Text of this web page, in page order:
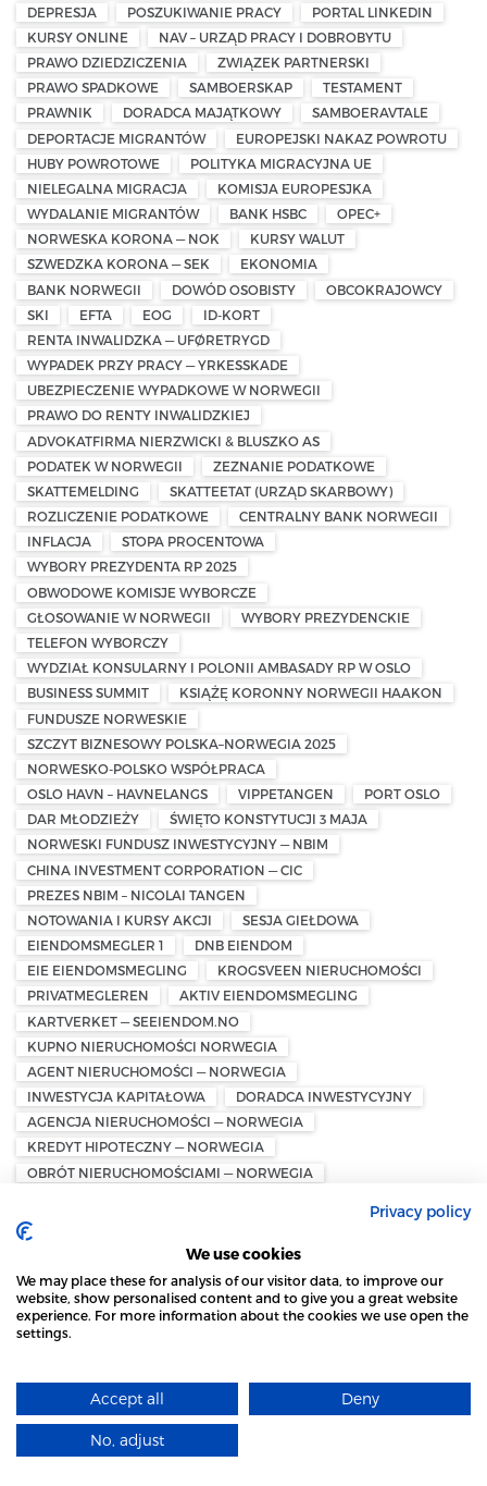
DEPRESJA
POSZUKIWANIE PRACY
PORTAL LINKEDIN
KURSY ONLINE
NAV – URZĄD PRACY I DOBROBYTU
PRAWO DZIEDZICZENIA
ZWIĄZEK PARTNERSKI
PRAWO SPADKOWE
SAMBOERSKAP
TESTAMENT
PRAWNIK
DORADCA MAJĄTKOWY
SAMBOERAVTALE
DEPORTACJE MIGRANTÓW
EUROPEJSKI NAKAZ POWROTU
HUBY POWROTOWE
POLITYKA MIGRACYJNA UE
NIELEGALNA MIGRACJA
KOMISJA EUROPESJKA
WYDALANIE MIGRANTÓW
BANK HSBC
OPEC+
NORWESKA KORONA — NOK
KURSY WALUT
SZWEDZKA KORONA — SEK
EKONOMIA
BANK NORWEGII
DOWÓD OSOBISTY
OBCOKRAJOWCY
SKI
EFTA EOG
ID-KORT
RENTA INWALIDZKA — UFØRETRYGD
WYPADEK PRZY PRACY — YRKESSKADE
UBEZPIECZENIE WYPADKOWE W NORWEGII
PRAWO DO RENTY INWALIDZKIEJ
ADVOKATFIRMA NIERZWICKI & BLUSZKO AS
PODATEK W NORWEGII
ZEZNANIE PODATKOWE
SKATTEMELDING
SKATTEETAT (URZĄD SKARBOWY)
ROZLICZENIE PODATKOWE
CENTRALNY BANK NORWEGII
INFLACJA
STOPA PROCENTOWA
WYBORY PREZYDENTA RP 2025
OBWODOWE KOMISJE WYBORCZE
GŁOSOWANIE W NORWEGII
WYBORY PREZYDENCKIE
TELEFON WYBORCZY
WYDZIAŁ KONSULARNY I POLONII AMBASADY RP W OSLO
BUSINESS SUMMIT
KSIĄŻĘ KORONNY NORWEGII HAAKON
FUNDUSZE NORWESKIE
SZCZYT BIZNESOWY POLSKA–NORWEGIA 2025
NORWESKO-POLSKO WSPÓŁPRACA
OSLO HAVN – HAVNELANGS
VIPPETANGEN
PORT OSLO
DAR MŁODZIEŻY
ŚWIĘTO KONSTYTUCJI 3 MAJA
NORWESKI FUNDUSZ INWESTYCYJNY — NBIM
CHINA INVESTMENT CORPORATION — CIC
PREZES NBIM – NICOLAI TANGEN
NOTOWANIA I KURSY AKCJI
SESJA GIEŁDOWA
EIENDOMSMEGLER 1
DNB EIENDOM
EIE EIENDOMSMEGLING
KROGSVEEN NIERUCHOMOŚCI
PRIVATMEGLEREN
AKTIV EIENDOMSMEGLING
KARTVERKET — SEEIENDOM.NO
KUPNO NIERUCHOMOŚCI NORWEGIA
AGENT NIERUCHOMOŚCI — NORWEGIA
INWESTYCJA KAPITAŁOWA
DORADCA INWESTYCYJNY
AGENCJA NIERUCHOMOŚCI — NORWEGIA
KREDYT HIPOTECZNY — NORWEGIA
OBRÓT NIERUCHOMOŚCIAMI — NORWEGIA
GRAND HOTEL OSLO
100 DUKATÓW
ZAWODOWYCH
VENTURE CAPITAL
EURACTIV
CONTEXTE
TWORZENIE SPÓŁEK
BERTEL O. STEEN
PRAWA KONSUMENTA
WADA UKRYTA
NAF — NORGES AUTOMOBIL-FORBUND
STRONA LOCAL MARKET WYKORZYSTUJE PLIKI
DOWIEDZ SIĘ WIĘCEJ
Privacy policy
We use cookies
We may place these for analysis of our visitor data, to improve our
website, show personalised content and to give you a great website
experience. For more information about the cookies we use open the
settings.
Accept all Deny
No, adjust